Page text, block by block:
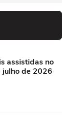
assistidas no
julho de 2026